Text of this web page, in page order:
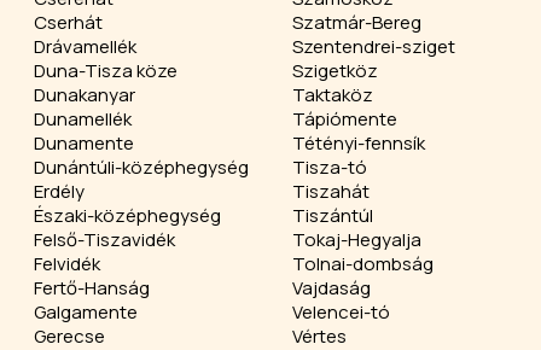
Cserhát
Drávamellék
Duna-Tisza köze
Dunakanyar
Dunamellék
Dunamente
Dunántúli-középhegység
Erdély
Északi-középhegység
Felső-Tiszavidék
Felvidék
Fertő-Hanság
Galgamente
Gerecse
Szatmár-Bereg
Szentendrei-sziget
Szigetköz
Taktaköz
Tápiómente
Tétényi-fennsík
Tisza-tó
Tiszahát
Tiszántúl
Tokaj-Hegyalja
Tolnai-dombság
Vajdaság
Velencei-tó
Vértes